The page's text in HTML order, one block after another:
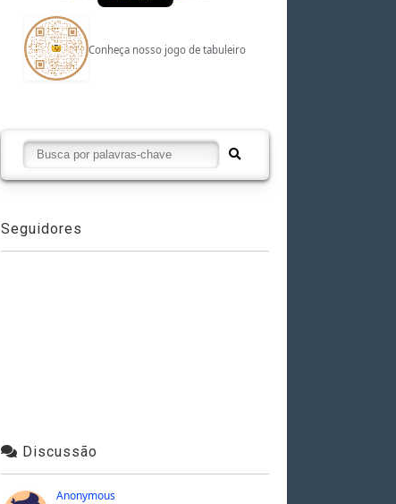
Conheça nosso jogo de tabuleiro
Seguidores
Discussão
Anonymous